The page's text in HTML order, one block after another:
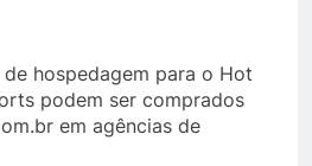
hospedagem para o Hot
podem ser comprados
em agências de